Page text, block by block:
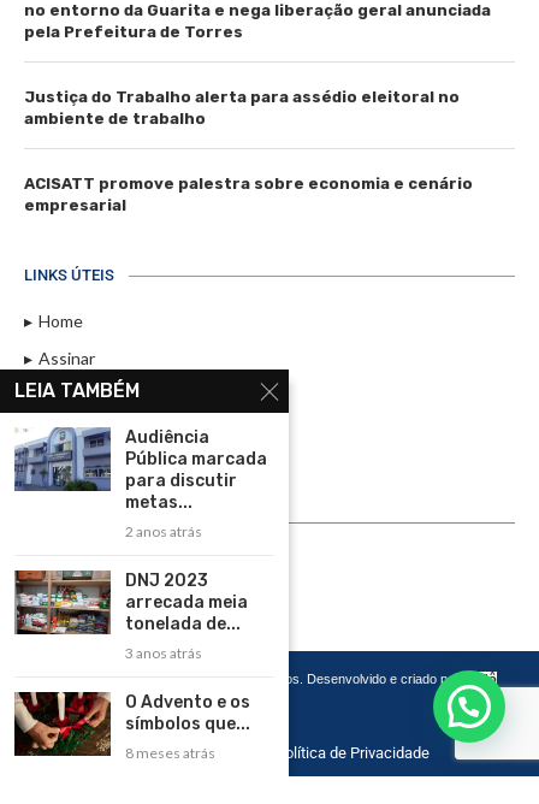
no entorno da Guarita e nega liberação geral anunciada
pela Prefeitura de Torres
Justiça do Trabalho alerta para assédio eleitoral no
ambiente de trabalho
ACISATT promove palestra sobre economia e cenário
empresarial
LINKS ÚTEIS
Home
Assinar
Contato
Política de Privacidade
Rádio Maristela - Ao Vivo
ASSINE
Copyright 2026 – Todos os Direitos Reservados. Desenvolvido e criado por
Cadô
Agência de Marketing
Home Contato Política de Privacidade
LEIA TAMBÉM
Audiência
Pública marcada
para discutir
metas...
2 anos atrás
DNJ 2023
arrecada meia
tonelada de...
3 anos atrás
O Advento e os
símbolos que...
8 meses atrás